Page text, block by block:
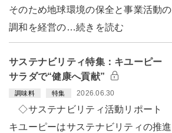
そのため地球環境の保全と事業活動の
調和を経営の…続きを読む
サステナビリティ特集：キユーピー
サラダで“健康へ貢献”
調味料 特集 2026.06.30
◇サステナビリティ活動リポート
キユーピーはサステナビリティの推進